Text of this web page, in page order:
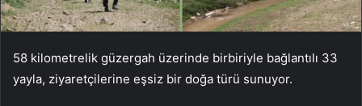
58 kilometrelik güzergah üzerinde birbiriyle bağlantılı 33
yayla, ziyaretçilerine eşsiz bir doğa türü sunuyor.